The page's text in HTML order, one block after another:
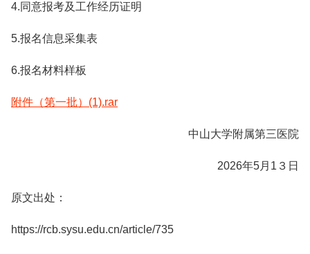
4.同意报考及工作经历证明
5.报名信息采集表
6.报名材料样板
附件（第一批）(1).rar
中山大学附属第三医院
2026年5月1３日
原文出处：
https://rcb.sysu.edu.cn/article/735